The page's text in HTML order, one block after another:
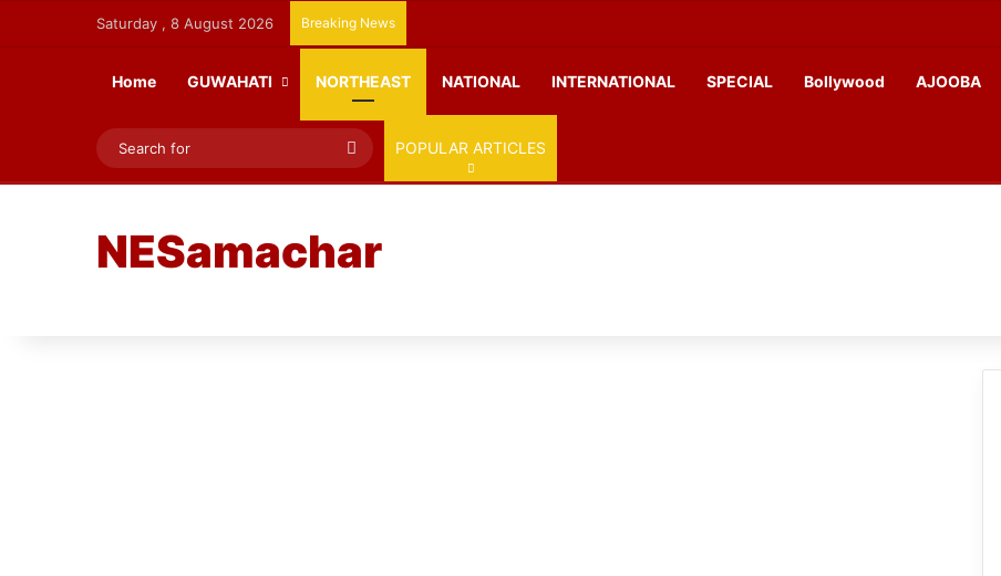
Saturday , 8 August 2026 Breaking News
Home GUWAHATI NORTHEAST NATIONAL INTERNATIONAL SPECIAL Bollywood AJOOBA
Search
for
POPULAR ARTICLES
NESamachar